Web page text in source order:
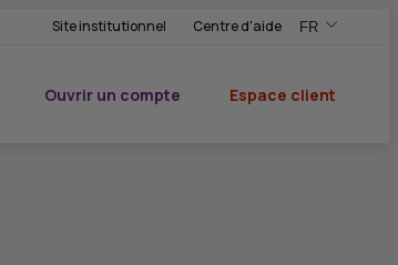
Site institutionnel Centre d'aide FR
,Version
,Changer de
Ouvrir un compte
Espace client